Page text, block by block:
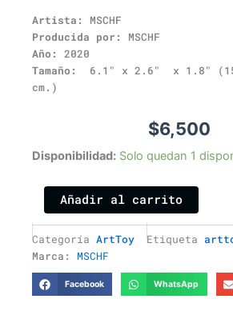
Artista:
MSCHF
Producida por:
MSCHF
Año:
2020
Tamaño:
6.1″ x 2.6″ x 1.8″
cm.)
$6,500
Disponibilidad: Solo quedan 1
20USD
MSCHF
cantidadAñadir al carrito
Categoría ArtToy Etiqueta
Marca: MSCHF
Facebook WhatsApp